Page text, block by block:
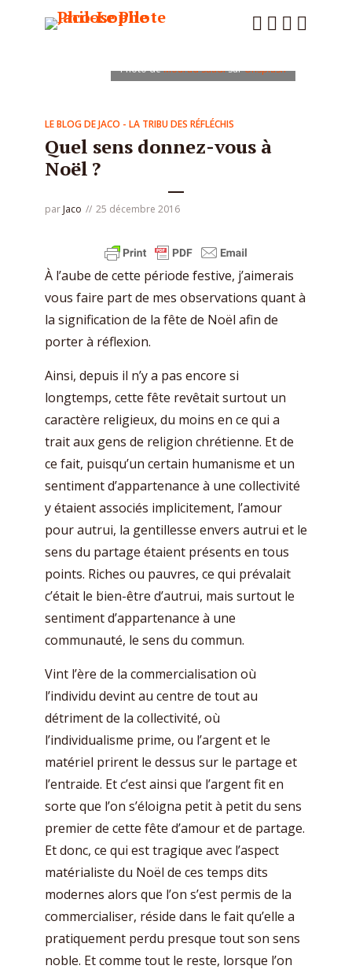
Photo deMourad SaadisurUnsplash
LE BLOG DE JACO - LA TRIBU DES RÉFLÉCHIS
Quel sens donnez-vous à
Noël ?
par Jaco 25 décembre 2016
À l’aube de cette période festive, j’aimerais
vous faire part de mes observations quant à
la signification de la fête de Noël afin de
porter à réflexion.
Ainsi, depuis il n’y a pas encore si
longtemps, cette fête revêtait surtout un
caractère religieux, du moins en ce qui a
trait aux gens de religion chrétienne. Et de
ce fait, puisqu’un certain humanisme et un
sentiment d’appartenance à une collectivité
y étaient associés implicitement, l’amour
pour autrui, la gentillesse envers autrui et le
sens du partage étaient présents en tous
points. Riches ou pauvres, ce qui prévalait
c’était le bien-être d’autrui, mais surtout le
sentiment d’appartenance à une
communauté, le sens du commun.
Vint l’ère de la commercialisation où
l’individu devint au centre de tout au
détriment de la collectivité, où
l’individualisme prime, ou l’argent et le
matériel prirent le dessus sur le partage et
l’entraide. Et c’est ainsi que l’argent fit en
sorte que l’on s’éloigna petit à petit du sens
premier de cette fête d’amour et de partage.
Et donc, ce qui est tragique avec l’aspect
matérialiste du Noël de ces temps dits
modernes alors que l’on s’est permis de la
commercialiser, réside dans le fait qu’elle a
pratiquement perdu presque tout son sens
noble. Et comme tout le reste, lorsque l’on